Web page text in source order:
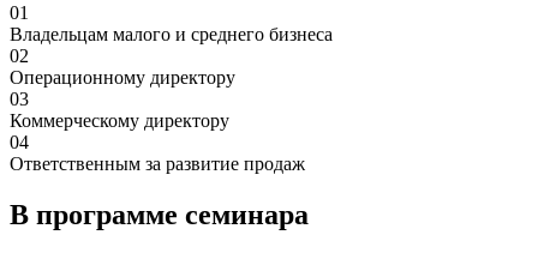
01
Владельцам малого и среднего бизнеса
02
Операционному директору
03
Коммерческому директору
04
Ответственным за развитие продаж
В программе семинара